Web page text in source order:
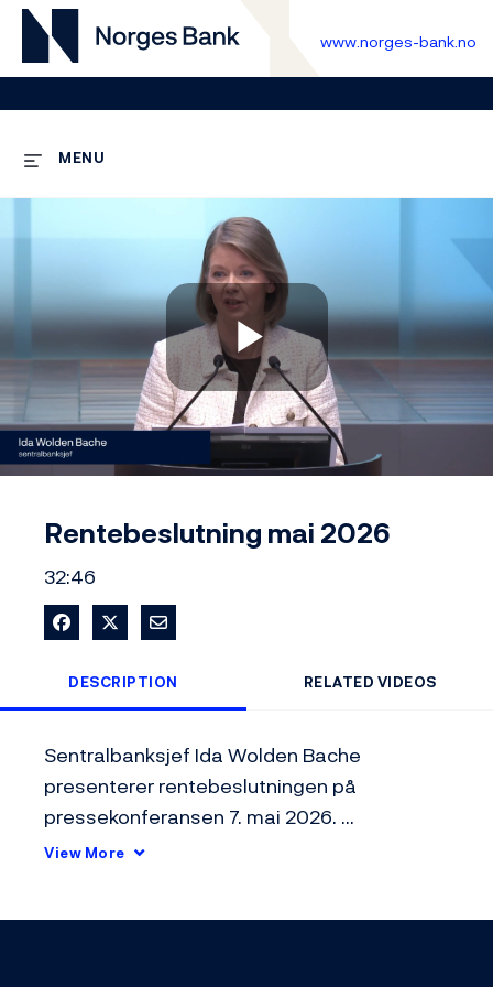
www.norges-bank.no
MENU
Play
Rentebeslutning mai 2026
32:46
Share on Facebook
Share on XShare via Email
DESCRIPTION RELATED VIDEOS
Sentralbanksjef Ida Wolden Bache
presenterer rentebeslutningen på
pressekonferansen 7. mai 2026.
Styringsrenten ble satt opp fra 4 til 4,25
View More